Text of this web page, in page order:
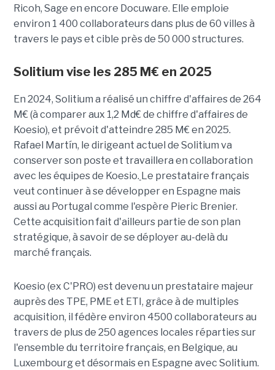
Ricoh, Sage en encore Docuware. Elle emploie
environ 1 400 collaborateurs dans plus de 60 villes à
travers le pays et cible près de 50 000 structures.
Solitium vise les 285 M€ en 2025
En 2024, Solitium a réalisé un chiffre d'affaires de 264
M€ (à comparer aux 1,2 Md€ de chiffre d'affaires de
Koesio), et prévoit d'atteindre 285 M€ en 2025.
Rafael Martín, le dirigeant actuel de Solitium va
conserver son poste et travaillera en collaboration
avec les équipes de Koesio. Le prestataire français
veut continuer à se développer en Espagne mais
aussi au Portugal comme l'espère Pieric Brenier.
Cette acquisition fait d'ailleurs partie de son plan
stratégique, à savoir de se déployer au-delà du
marché français.
Koesio (ex C'PRO) est devenu un prestataire majeur
auprès des TPE, PME et ETI, grâce à de multiples
acquisition, il fédère environ 4500 collaborateurs au
travers de plus de 250 agences locales réparties sur
l'ensemble du territoire français, en Belgique, au
Luxembourg et désormais en Espagne avec Solitium.